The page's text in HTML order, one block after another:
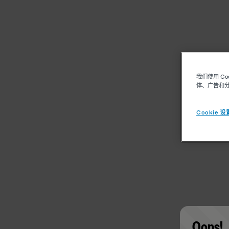
我们使用
体、广告和
Cookie 设